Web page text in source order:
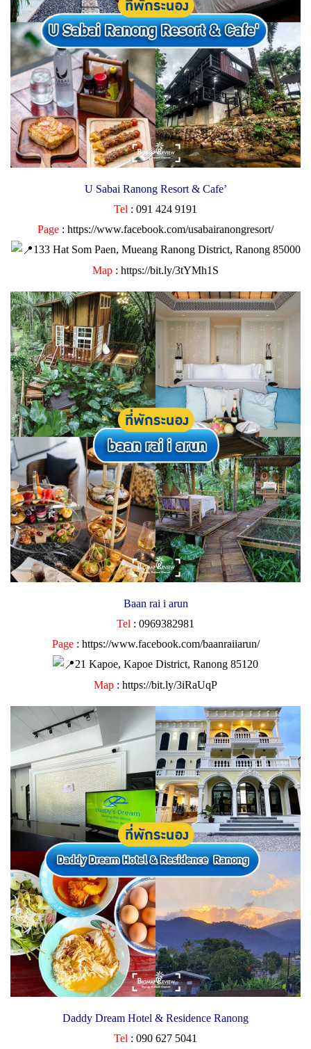
U Sabai Ranong Resort & Cafe’
Tel : 091 424 9191
Page : https://www.facebook.com/usabairanongresort/
133 Hat Som Paen, Mueang Ranong District, Ranong 85000
Map : https://bit.ly/3tYMh1S
Baan rai i arun
Tel : 0969382981
Page: https://www.facebook.com/baanraiiarun/
21 Kapoe, Kapoe District, Ranong 85120
Map : https://bit.ly/3iRaUqP
Daddy Dream Hotel & Residence Ranong
Tel : 090 627 5041